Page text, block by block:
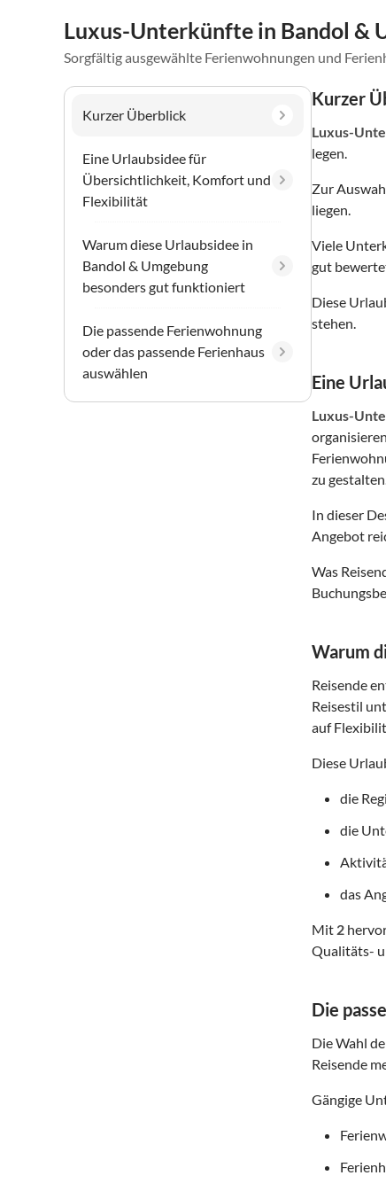
Luxus-Unterkünfte in Bandol &
Sorgfältig ausgewählte Ferienwohnungen und
Kurzer Überblick
Eine Urlaubsidee für
Übersichtlichkeit, Komfort und
Flexibilität
Warum diese Urlaubsidee in
Bandol & Umgebung
besonders gut funktioniert
Die passende Ferienwohnung
oder das passende Ferienhaus
auswählen
Kurzer
Luxus-
legen.
Zur
liegen.
Viele
gut
Diese
stehen.
Eine
Luxus-
zu
In dieser
Angebot
Was
Warum
Reisende
Reisestil
auf
Diese
die
die
das
Mit 2
Qualitäts-
Die
Die Wahl
Reisende
Gängige